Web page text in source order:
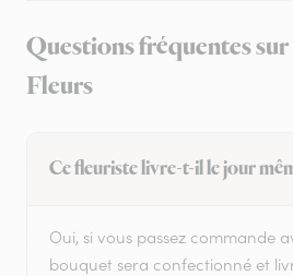
Questions fréquentes
Fleurs
Ce fleuriste livre-t-il le jour
Oui, si vous passez commande
bouquet sera confectionné et